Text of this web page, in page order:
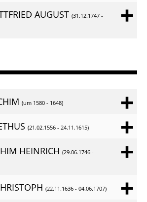
AUGUST (31.12.1747 -
(um 1580 - 1648)
(21.02.1556 - 24.11.1615)
HEINRICH (29.06.1746 -
(22.11.1636 - 04.06.1707)